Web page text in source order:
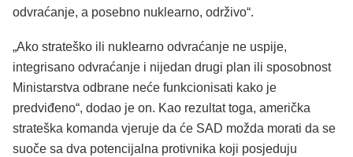
odvraćanje, a posebno nuklearno, održivo“.
„Ako strateško ili nuklearno odvraćanje ne uspije,
integrisano odvraćanje i nijedan drugi plan ili sposobnost
Ministarstva odbrane neće funkcionisati kako je
predviđeno“, dodao je on. Kao rezultat toga, američka
strateška komanda vjeruje da će SAD možda morati da se
suoče sa dva potencijalna protivnika koji posjeduju